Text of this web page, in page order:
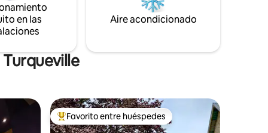
en las
Aire acondicionado
Favorito entre huéspedes preferido
Favorito entre huéspedes